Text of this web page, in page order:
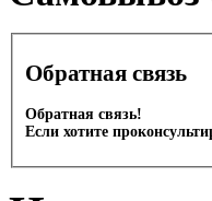
Обратная связь
Обратная связь!
Если хотите